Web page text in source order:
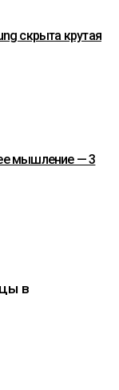
скрыта крутая
мышление — 3
В